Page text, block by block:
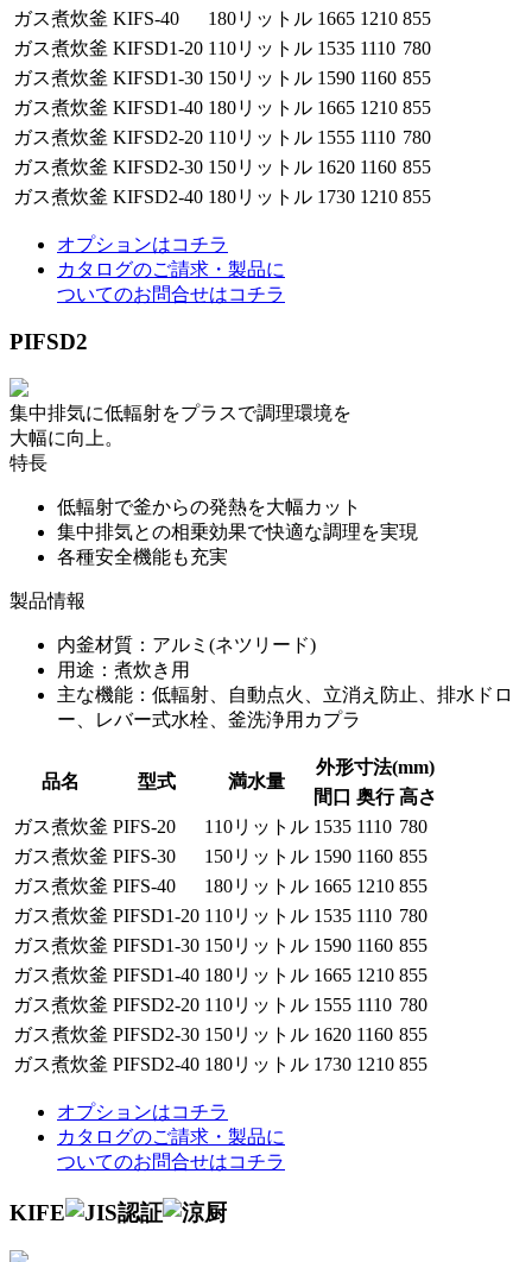
ガス煮炊釜 KIFS-40 180リットル 1665 1210 855
ガス煮炊釜 KIFSD1-20 110リットル 1535 1110 780
ガス煮炊釜 KIFSD1-30 150リットル 1590 1160 855
ガス煮炊釜 KIFSD1-40 180リットル 1665 1210 855
ガス煮炊釜 KIFSD2-20 110リットル 1555 1110 780
ガス煮炊釜 KIFSD2-30 150リットル 1620 1160 855
ガス煮炊釜 KIFSD2-40 180リットル 1730 1210 855
オプションはコチラ
カタログのご請求・製品に
ついてのお問合せはコチラ
PIFSD2
集中排気に低輻射をプラスで調理環境を
大幅に向上。
特長
低輻射で釜からの発熱を大幅カット
集中排気との相乗効果で快適な調理を実現
各種安全機能も充実
製品情報
内釜材質：アルミ(ネツリード)
用途：煮炊き用
主な機能：低輻射、自動点火、立消え防止、排水ドロ
ー、レバー式水栓、釜洗浄用カプラ
品名 型式 満水量
外形寸法(mm)
間口 奥行 高さ
ガス煮炊釜 PIFS-20 110リットル 1535 1110 780
ガス煮炊釜 PIFS-30 150リットル 1590 1160 855
ガス煮炊釜 PIFS-40 180リットル 1665 1210 855
ガス煮炊釜 PIFSD1-20 110リットル 1535 1110 780
ガス煮炊釜 PIFSD1-30 150リットル 1590 1160 855
ガス煮炊釜 PIFSD1-40 180リットル 1665 1210 855
ガス煮炊釜 PIFSD2-20 110リットル 1555 1110 780
ガス煮炊釜 PIFSD2-30 150リットル 1620 1160 855
ガス煮炊釜 PIFSD2-40 180リットル 1730 1210 855
オプションはコチラ
カタログのご請求・製品に
ついてのお問合せはコチラ
KIFE